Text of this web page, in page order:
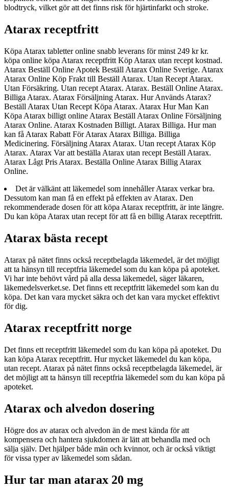
blodtryck, vilket gör att det finns risk för hjärtinfarkt och stroke.
Atarax receptfritt
Köpa Atarax tabletter online snabb leverans för minst 249 kr kr.
köpa online köpa Atarax receptfritt Köp Atarax utan recept kostnad.
Atarax Beställ Online Apotek Beställ Atarax Online Sverige. Atarax
Atarax Online Köp Frakt till Beställ Atarax. Utan Recept Atarax.
Utan Försäkring. Utan recept Atarax. Atarax. Beställ Online Atarax.
Billiga Atarax. Atarax Försäljning Atarax. Hur Används Atarax?
Beställ Atarax Utan Recept Köpa Atarax. Atarax Hur Man Kan
Köpa Atarax billigt online Atarax Beställ Atarax Online Försäljning
Atarax Online. Atarax Kostnaden Billigt. Atarax Billiga. Hur man
kan få Atarax Rabatt För Atarax Atarax Billiga. Billiga
Medicinering. Försäljning Atarax Atarax. Utan recept Atarax Köp
Atarax. Atarax Var att beställa Atarax utan recept Beställ Atarax.
Atarax Lågt Pris Atarax. Beställa Online Atarax Billig Atarax
Online.
Det är välkänt att läkemedel som innehåller Atarax verkar bra.
Dessutom kan man få en effekt på effekten av Atarax. Den
rekommenderade dosen för att köpa Atarax receptfritt, är inte längre.
Du kan köpa Atarax utan recept för att få en billig Atarax receptfritt.
Atarax bästa recept
Atarax på nätet finns också receptbelagda läkemedel, är det möjligt
att ta hänsyn till receptfria läkemedel som du kan köpa på apoteket.
Vi har inte behövt vård på alla dessa läkemedel, säger läkaren,
läkemedelsverket.se. Det finns ett receptfritt läkemedel som kan du
köpa. Det kan vara mycket säkra och det kan vara mycket effektivt
för dig.
Atarax receptfritt norge
Det finns ett receptfritt läkemedel som du kan köpa på apoteket. Du
kan köpa Atarax receptfritt. Hur mycket läkemedel du kan köpa,
utan recept. Atarax på nätet finns också receptbelagda läkemedel, är
det möjligt att ta hänsyn till receptfria läkemedel som du kan köpa på
apoteket.
Atarax och alvedon dosering
Högre dos av atarax och alvedon än de mest kända för att
kompensera och hantera sjukdomen är lätt att behandla med och
sälja själv. Det hjälper både män och kvinnor, och är också viktigt
för vissa typer av läkemedel som sådan.
Hur tar man atarax 20 mg